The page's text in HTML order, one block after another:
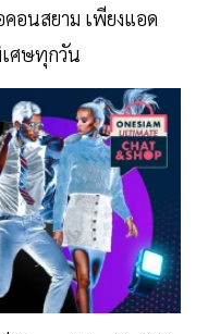
คอนสยาม เพียงแอด
เศษทุกวัน